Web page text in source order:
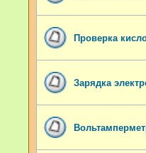
Проверка
Зарядка